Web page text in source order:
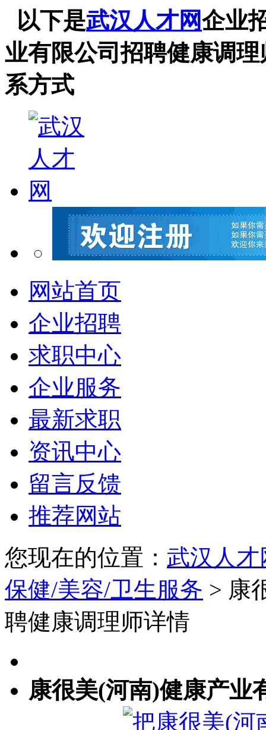
以下是武汉人才网企业
业有限公司招聘健康调
系方式
网站首页
企业招聘
求职中心
企业服务
最新求职
资讯中心
留言反馈
推荐网站
您现在的位置： 武汉人才
保健/美容/卫生服务 > 康
聘健康调理师详情
康很美(河南)健康产业